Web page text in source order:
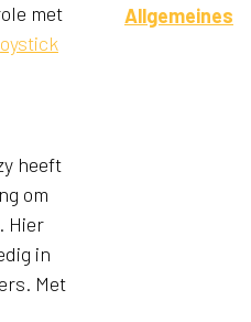
met
heeft
om
Hier
in
Met
Allgemeines